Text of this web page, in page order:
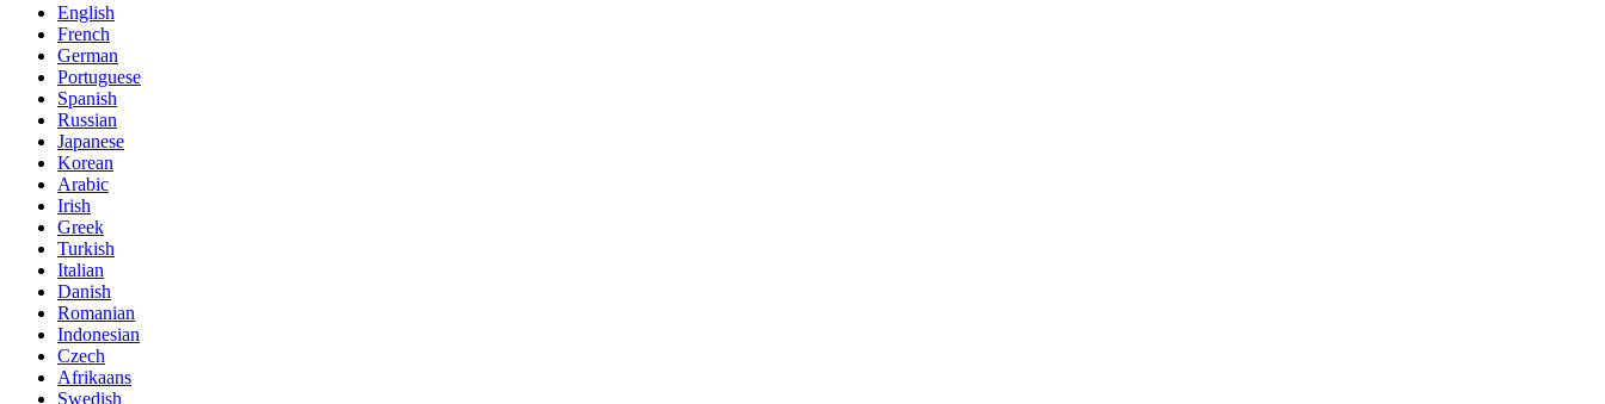
English
French
German
Portuguese
Spanish
Russian
Japanese
Korean
Arabic
Irish
Greek
Turkish
Italian
Danish
Romanian
Indonesian
Czech
Afrikaans
Swedish